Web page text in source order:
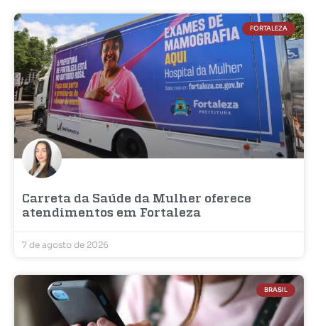
FORTALEZA
Carreta da Saúde da Mulher oferece
atendimentos em Fortaleza
7 de agosto de 2026
BRASIL